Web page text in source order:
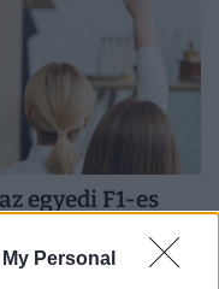
Personal
egyedi F1-es
pénz, de nem